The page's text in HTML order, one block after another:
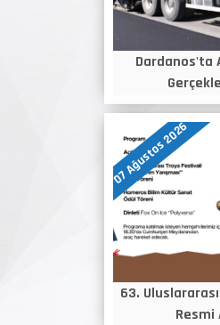
Dardanos'ta
07 Ağustos 2026
63.
Resmi